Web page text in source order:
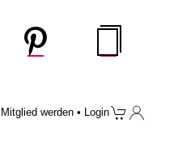
Mitglied werden • Login